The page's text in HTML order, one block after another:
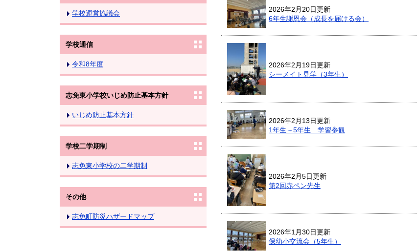
学校運営協議会
学校通信
令和8年度
志免東小学校いじめ防止基本方針
いじめ防止基本方針
学校二学期制
志免東小学校の二学期制
その他
志免町防災ハザードマップ
2026年2月20日更新
6年生謝恩会（成長を届ける会）
2026年2月19日更新
シーメイト見学（3年生）
2026年2月13日更新
1年生～5年生 学習参観
2026年2月5日更新
第2回赤ペン先生
2026年1月30日更新
保幼小交流会（5年生）